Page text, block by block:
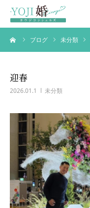
ブログ 未分類
迎春
2026.01.1 未分類
結婚相談所
婚活パーティー情報
会社概要・代表挨拶
お問い合わせ